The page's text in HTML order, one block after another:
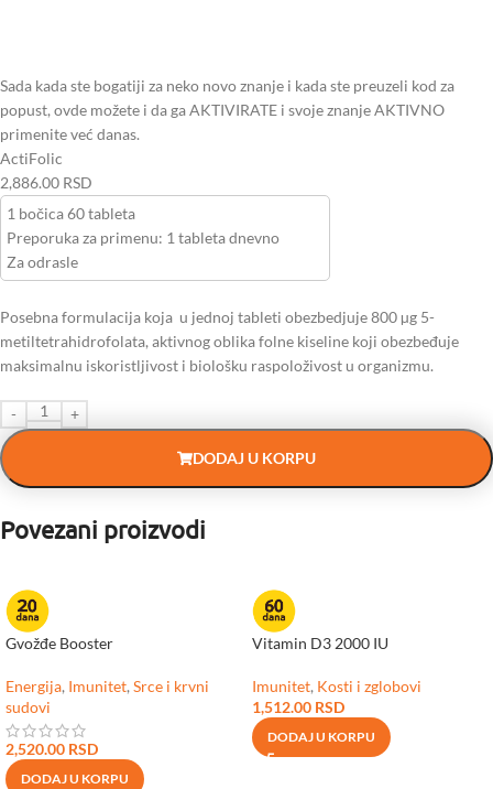
Sada kada ste bogatiji za neko novo znanje i kada ste preuzeli kod za
popust, ovde možete i da ga AKTIVIRATE i svoje znanje AKTIVNO
primenite već danas.
ActiFolic
2,886.00 RSD
1 bočica 60 tableta
Preporuka za primenu: 1 tableta dnevno
Za odrasle
Posebna formulacija koja u jednoj tableti obezbedjuje 800 µg 5-
metiltetrahidrofolata, aktivnog oblika folne kiseline koji obezbeđuje
maksimalnu iskoristljivost i biološku raspoloživost u organizmu.
DODAJ U KORPU
Povezani proizvodi
Gvožđe Booster
Energija, Imunitet, Srce i krvni
sudovi
2,520.00 RSD
DODAJ U KORPU
Vitamin D3 2000 IU
Imunitet, Kosti i zglobovi
1,512.00 RSD
DODAJ U KORPU